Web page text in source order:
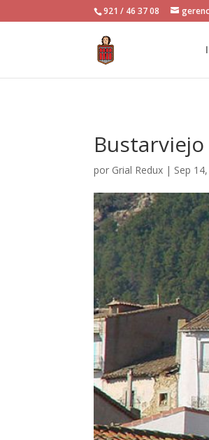
921 / 46 37 08
Bustarviejo
por Grial Redux | Sep